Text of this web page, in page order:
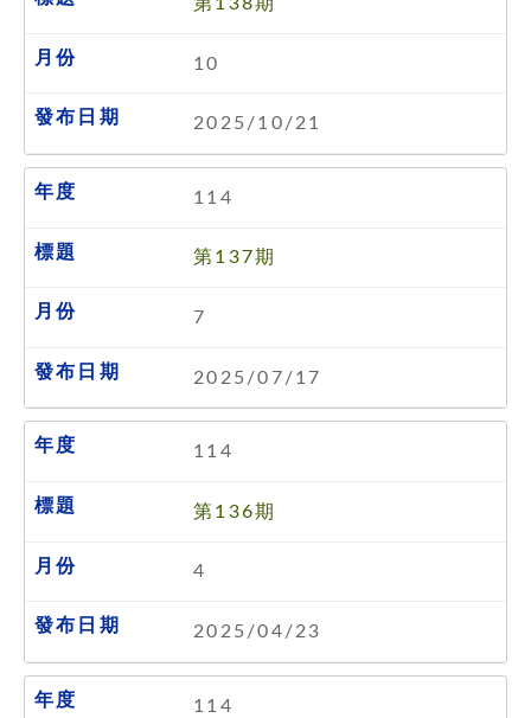
10
2025/10/21
114
第137期
7
2025/07/17
114
第136期
4
2025/04/23
114